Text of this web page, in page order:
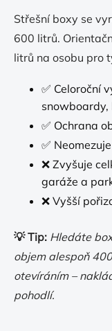
Střešní boxy se
600 litrů.
litrů na osobu pro
✅ Celoroční
✅ Ochrana
✅
❌ Zvyšuje
garáže a
❌ Vyšší
💡 Tip: Hledáte
objem alespoň
otevíráním –
pohodlí.